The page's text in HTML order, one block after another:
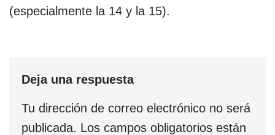
(especialmente la 14 y la 15).
Deja una respuesta
Tu dirección de correo electrónico no será
publicada. Los campos obligatorios están